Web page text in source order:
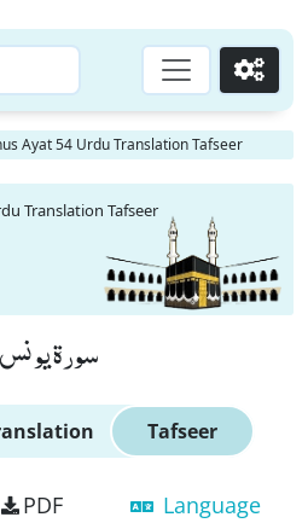
Go
Ayat 54 Urdu Translation Tafseer
Translation Tafseer
سورة يونس
Tafseer
PDF Language